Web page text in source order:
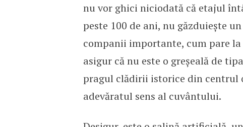
nu vor ghici niciodată că etajul
peste 100 de ani, nu găzduiește
companii importante, cum pare
asigur că nu este o greșeală de
pragul clădirii istorice din centrul
adevăratul sens al cuvântului.